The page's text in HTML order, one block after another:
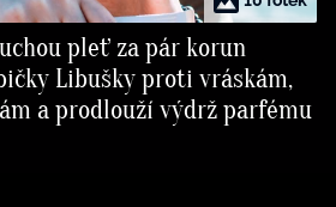
pleť za pár korun
Libušky proti vráskám,
a prodlouží výdrž parfému